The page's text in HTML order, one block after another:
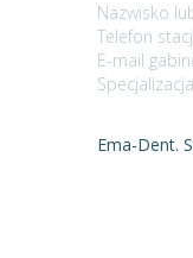
Nazwisko
Telefon
E-mail
Ema-Dent.